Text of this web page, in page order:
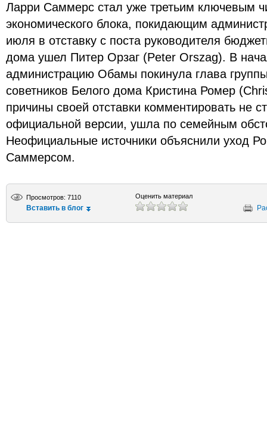
Ларри Саммерс стал уже третьим ключевым
экономического блока, покидающим
июля в отставку с поста руководителя
дома ушел Питер Орзаг (Peter Orszag). В
администрацию Обамы покинула глава
советников Белого дома Кристина Ромер
причины своей отставки комментировать не
официальной версии, ушла по семейным
Неофициальные источники объяснили уход
Саммерсом.
Просмотров: 7110
Вставить в блог
Оценить материал